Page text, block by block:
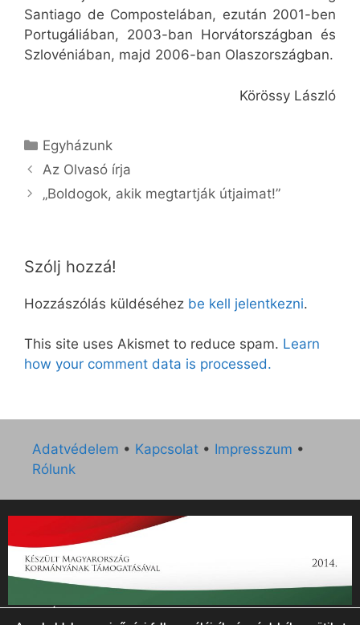
Santiago de Compostelában, ezután 2001-ben
Portugáliában, 2003-ban Horvátországban és
Szlovéniában, majd 2006-ban Olaszországban.
Körössy László
Kategória
Egyházunk
Az Olvasó írja
„Boldogok, akik megtartják útjaimat!”
Szólj hozzá!
Hozzászólás küldéséhez be kell jelentkezni.
This site uses Akismet to reduce spam. Learn
how your comment data is processed.
Adatvédelem • Kapcsolat • Impresszum •
Rólunk
„Az Új Ember katolikus hetilap 2014. évi működésének